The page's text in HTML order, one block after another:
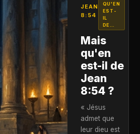
JEAN
8:54
QU'EN
EST-
IL
DE…
Mais
qu'en
est-il de
Jean
8:54 ?
« Jésus
admet que
leur dieu est